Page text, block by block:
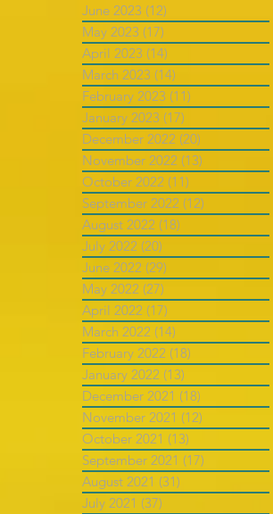
June 2023 (12)
May 2023 (17)
April 2023 (14)
March 2023 (14)
February 2023 (11)
January 2023 (17)
December 2022 (20)
November 2022 (13)
October 2022 (11)
September 2022 (12)
August 2022 (18)
July 2022 (20)
June 2022 (29)
May 2022 (27)
April 2022 (17)
March 2022 (14)
February 2022 (18)
January 2022 (13)
December 2021 (18)
November 2021 (12)
October 2021 (13)
September 2021 (17)
August 2021 (31)
July 2021 (37)